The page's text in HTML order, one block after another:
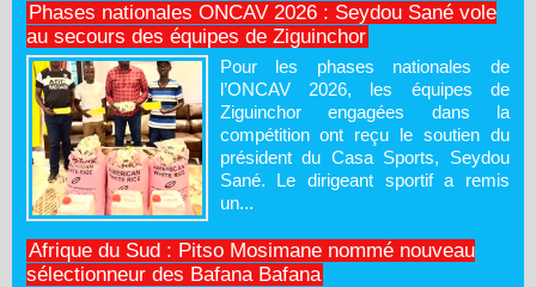
Phases nationales ONCAV 2026 : Seydou Sané vole
au secours des équipes de Ziguinchor
Pour les phases nationales de
l’ONCAV 2026, les équipes de
Ziguinchor engagées dans la
compétition ont reçu le soutien du
président du Casa Sports, Seydou
Sané. Le dirigeant sportif a remis
un...
Afrique du Sud : Pitso Mosimane nommé nouveau
sélectionneur des Bafana Bafana